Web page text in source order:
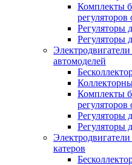
Комплекты
регуляторов
Регуляторы
Регуляторы
автомоделей
Комплекты
регуляторов
Регуляторы
Регуляторы
катеров